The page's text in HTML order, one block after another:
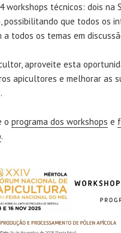
workshops técnicos: dois na
possibilitando que todos os
a todos os temas em
aproveite esta
apicultores e melhorar as
oprograma dos workshops e
.